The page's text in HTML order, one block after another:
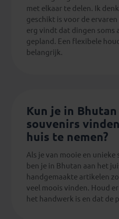
met elkaar te delen. Ik
geschikt is voor de
erg vindt dat dingen soms
gepland. Een flexibele
belangrijk.
Kun je in
souvenirs
huis te nemen?
Als je van mooie en
ben je in Bhutan aan het
handgemaakte artikelen
veel moois vinden. Houd
het handwerk is en dat de